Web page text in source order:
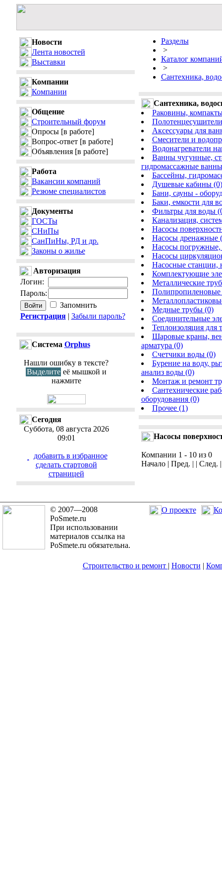
Новости
Лента новостей
Выставки
Компании
Компании
Общение
Строительный форум
Опросы [в работе]
Вопрос-ответ [в работе]
Объявления [в работе]
Работа
Вакансии компаний
Резюме специалистов
Документы
ГОСТы
СНиПы
СанПиНы, РД и др.
Законы о жилье
Авторизация
Логин:
Пароль:
Запомнить
Регистрация| Забыли пароль?
Cистема Orphus
Нашли ошибку в тексте?
Выделите её мышкой и
нажмите
Сегодня
Суббота, 08 августа 2026
09:01
добавить в избранное
cделать стартовой
страницей
Разделы
>
Каталог
>
Сантехника,
Сантехника,
Раковины,
Аксессуары для
Смесители и
Водонагреватели
Ванны чугунные,
гидромассажные
Бассейны,
Душевые кабины (0)
Бани, сауны -
Баки, емкости для
Фильтры для воды
Канализация,
Насосы
Насосы дренажные
Насосы
Насосы
Насосные станции,
Комплектующие
Металлические
Полипропиленовые
Медные трубы (0)
Соединительные
Теплоизоляция для
Шаровые краны,
арматура (0)
Счетчики воды (0)
Бурение на воду,
анализ воды (0)
Монтаж и ремонт
Сантехнические
оборудования (0)
Прочее (1)
Насосы
Компании 1 - 10 из 0
Начало | Пред. | | След.
© 2007—2008
PoSmete.ru
При использовании
материалов ссылка на
PoSmete.ru обязательна.
О проекте
Строительство и ремонт | Новости |